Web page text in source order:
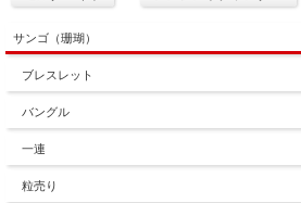
サンゴ（珊瑚）
ブレスレット
バングル
一連
粒売り